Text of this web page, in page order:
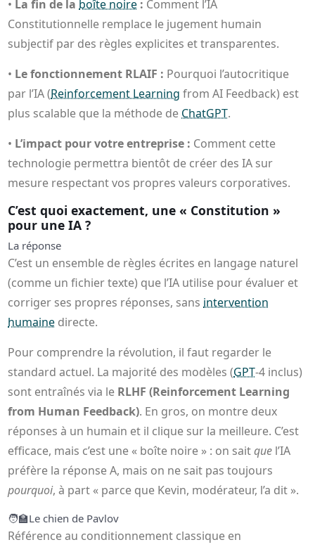
• La fin de la boîte noire : Comment l’IA
Constitutionnelle remplace le jugement humain
subjectif par des règles explicites et transparentes.
• Le fonctionnement RLAIF : Pourquoi l’autocritique
par l’IA (Reinforcement Learning from AI Feedback) est
plus scalable que la méthode de ChatGPT.
• L’impact pour votre entreprise : Comment cette
technologie permettra bientôt de créer des IA sur
mesure respectant vos propres valeurs corporatives.
C’est quoi exactement, une « Constitution »
pour une IA ?
La réponse
C’est un ensemble de règles écrites en langage naturel
(comme un fichier texte) que l’IA utilise pour évaluer et
corriger ses propres réponses, sansintervention
humaine directe.
Pour comprendre la révolution, il faut regarder le
standard actuel. La majorité des modèles (GPT-4 inclus)
sont entraînés via le RLHF (Reinforcement Learning
from Human Feedback). En gros, on montre deux
réponses à un humain et il clique sur la meilleure. C’est
efficace, mais c’est une « boîte noire » : on saitque l’IA
préfère la réponse A, mais on ne sait pas toujours
pourquoi, à part « parce que Kevin, modérateur, l’a dit ».
🧑‍🏫Le chien de Pavlov
Référence au conditionnement classique en